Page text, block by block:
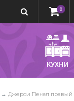
0
КУХНИ
Джерси Пенал правый